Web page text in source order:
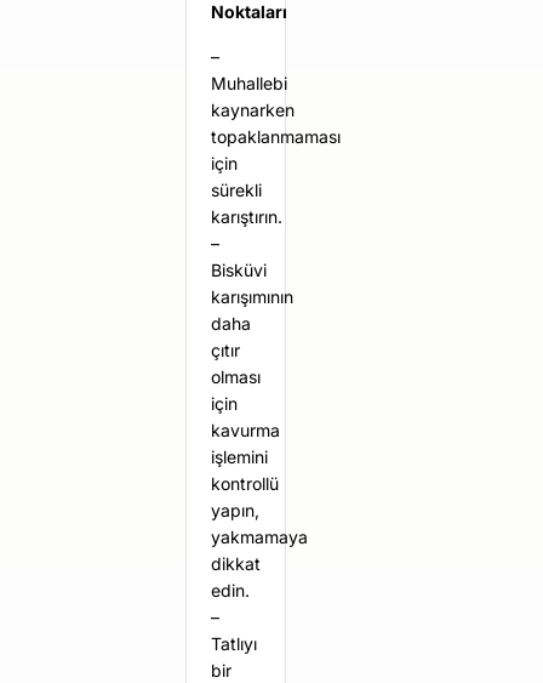
Noktaları
–
Muhallebi
kaynarken
topaklanmaması
için
sürekli
karıştırın.
–
Bisküvi
karışımının
daha
çıtır
olması
için
kavurma
işlemini
kontrollü
yapın,
yakmamaya
dikkat
edin.
–
Tatlıyı
bir